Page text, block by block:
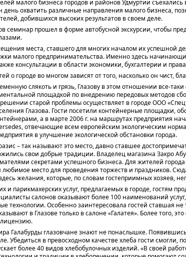
малого бизнеса городов и районов Удмуртии
день охватить различные направления малого бизнеса,
добившихся высоких результатов в своем деле.
семинар прошел в форме автобусной экскурсии, чтобы
места, ставшего для многих началом их успешной
малого предпринимательства. Именно здесь
консультации в области экономики, бухгалтерии и
о городе во многом зависят от того, насколько он чист,
слякоть и грязь, Глазову в этом отношении все-таки
площадкой по внедрению передовых методов
старой проблемы осуществляет в городе ООО
Глазова. Гости посетили контейнерные площадки,
а в марте 2006 г. на маршрутах предприятия
отвечающие всем европейским экологическим
в улучшение экологической обстановки города.
– так называют это место, давно ставшее
свои добрые традиции. Владелец магазина Закро
секретами успешного бизнеса. Для жителей города
место для проведения торжеств и праздников.
желания, которые, по словам гостеприимных хозяев,
и парикмахерских услуг, предлагаемых в городе, гостям
салонов оказывают более 100 наименований
технологии. Особенно заинтересовала гостей ставшая не
в Глазове только в салоне «Галатея». Более того,
Галабурды глазовчане знают не понаслышке.
Убедиться в превосходном качестве хлеба гости смогли,
более 40 видов хлебобулочных изделий. «В своей